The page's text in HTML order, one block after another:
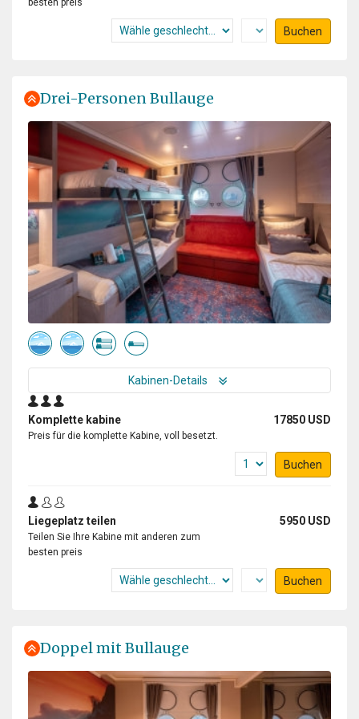
zodiac cruise with us. They all are experts in guiding
Buchen
Drei-Personen Bullauge
Kabinen-Details
Komplette kabine 17850 USD
Preis für die komplette Kabine, voll besetzt.
Buchen
Liegeplatz teilen 5950 USD
Teilen Sie Ihre Kabine mit anderen zum
besten preis
Buchen
Doppel mit Bullauge